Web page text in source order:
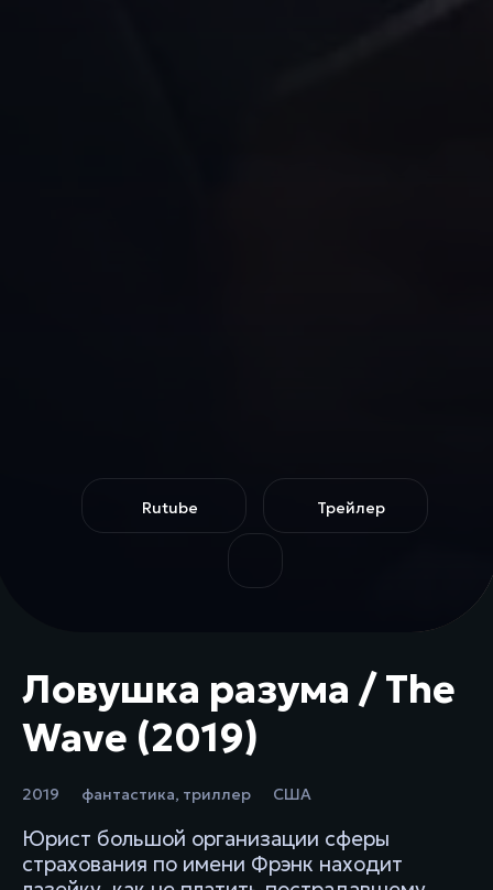
Rutube Трейлер
Ловушка разума / The
Wave (2019)
2019 фантастика, триллер США
Юрист большой организации сферы
страхования по имени Фрэнк находит